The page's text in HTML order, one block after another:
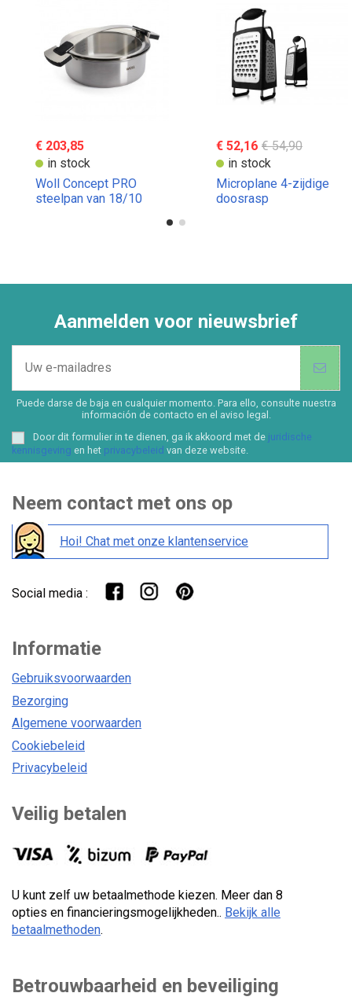
€ 203,85
in stock
Woll Concept PRO
steelpan van 18/10
€ 52,16 € 54,90
in stock
Microplane 4-zijdige
doosrasp
Aanmelden voor nieuwsbrief
Puede darse de baja en cualquier momento. Para ello, consulte nuestra
información de contacto en el aviso legal.
Door dit formulier in te dienen, ga ik akkoord met de juridische
kennisgeving en het privacybeleid van deze website.
Neem contact met ons op
Hoi! Chat met onze klantenservice
Social media :
Informatie
Gebruiksvoorwaarden
Bezorging
Algemene voorwaarden
Cookiebeleid
Privacybeleid
Veilig betalen
U kunt zelf uw betaalmethode kiezen. Meer dan 8
opties en financieringsmogelijkheden.. Bekijk alle
betaalmethoden.
Betrouwbaarheid en beveiliging